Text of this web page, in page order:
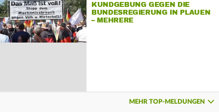
KUNDGEBUNG GEGEN DIE
BUNDESREGIERUNG IN PLAUEN
– MEHRERE
MEHR TOP-MELDUNGEN